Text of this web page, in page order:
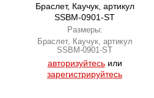
Браслет, Каучук, артикул
SSBM-0901-ST
Размеры:
Браслет, Каучук, артикул
SSBM-0901-ST
авторизуйтесьили
зарегистрируйтесь